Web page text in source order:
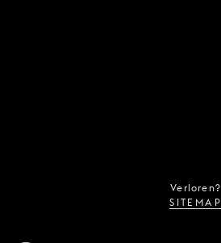
Verloren?
SITEMAP